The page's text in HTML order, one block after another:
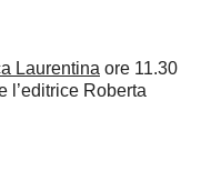
Laurentina ore 11.30
l’editrice Roberta